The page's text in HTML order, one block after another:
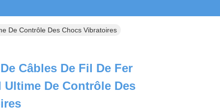
De Contrôle Des Chocs Vibratoires
Câbles De Fil De Fer
De Contrôle Des